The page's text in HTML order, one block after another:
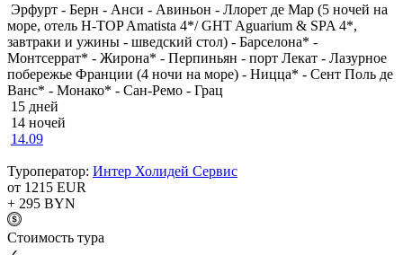
Эрфурт - Берн - Анси - Авиньон - Ллорет де Мар (5 ночей на
море, отель H-TOP Amatista 4*/ GHT Aguarium & SPA 4*,
завтраки и ужины - шведский стол) - Барселона* -
Монтсеррат* - Жирона* - Перпиньян - порт Лекат - Лазурное
побережье Франции (4 ночи на море) - Ницца* - Сент Поль де
Ванс* - Монако* - Сан-Ремо - Грац
15 дней
14 ночей
14.09
Туроператор: Интер Холидей Сервис
от 1215 EUR
+ 295 BYN
Cтоимость тура